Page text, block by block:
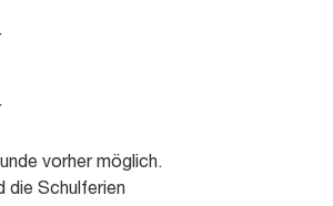
vorher möglich.
die Schulferien